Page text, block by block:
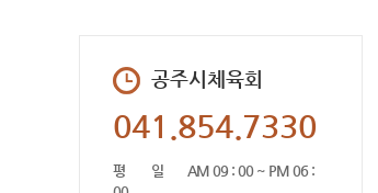
공주시체육회
041.854.7330
평 일
AM 09 : 00 ~ PM 06 :